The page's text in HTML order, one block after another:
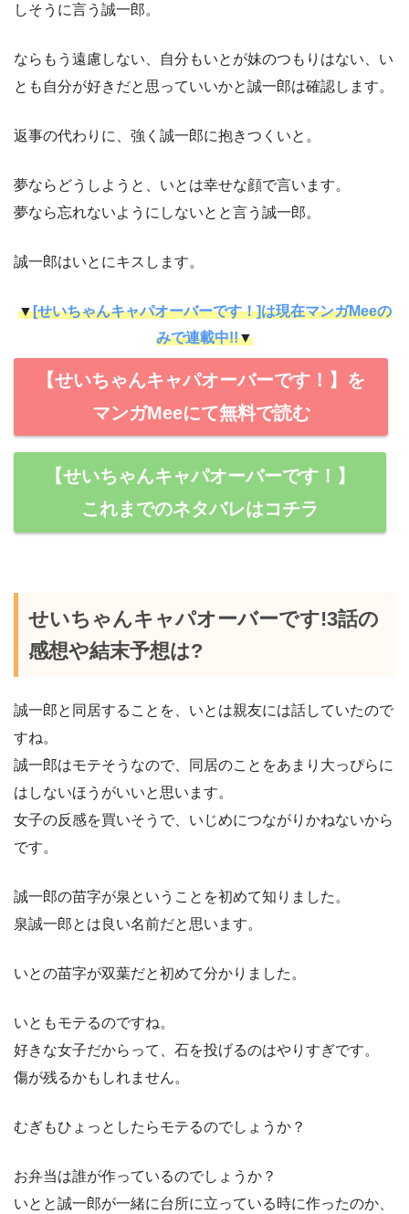
しそうに言う誠一郎。
ならもう遠慮しない、自分もいとが妹のつもりはない、い
とも自分が好きだと思っていいかと誠一郎は確認します。
返事の代わりに、強く誠一郎に抱きつくいと。
夢ならどうしようと、いとは幸せな顔で言います。
夢なら忘れないようにしないとと言う誠一郎。
誠一郎はいとにキスします。
▼[せいちゃんキャパオーバーです！]は現在マンガMeeの
みで連載中!!▼
【せいちゃんキャパオーバーです！】を
マンガMeeにて無料で読む
【せいちゃんキャパオーバーです！】
これまでのネタバレはコチラ
せいちゃんキャパオーバーです!3話の
感想や結末予想は?
誠一郎と同居することを、いとは親友には話していたので
すね。
誠一郎はモテそうなので、同居のことをあまり大っぴらに
はしないほうがいいと思います。
女子の反感を買いそうで、いじめにつながりかねないから
です。
誠一郎の苗字が泉ということを初めて知りました。
泉誠一郎とは良い名前だと思います。
いとの苗字が双葉だと初めて分かりました。
いともモテるのですね。
好きな女子だからって、石を投げるのはやりすぎです。
傷が残るかもしれません。
むぎもひょっとしたらモテるのでしょうか？
お弁当は誰が作っているのでしょうか？
いとと誠一郎が一緒に台所に立っている時に作ったのか、